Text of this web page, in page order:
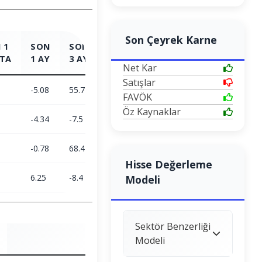
1
SON
1 AY
SON
3 AY
SON
6 AY
SON
1 YIL
-5.08 55.77 83.61 99.64
-4.34 -7.5 2.05 26.58
-0.78 68.4
6.25 -8.4 -23.09 -21.52
Son Çeyrek Karne
Net Kar
Satışlar
FAVÖK
Öz Kaynaklar
Hisse Değerleme
Modeli
Sektör Benzerliği
Modeli